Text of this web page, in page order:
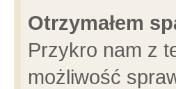
Otrzymałem
Przykro nam z
możliwość